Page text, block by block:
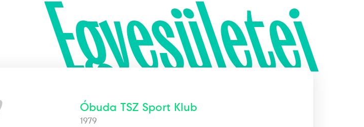
Egyesületei
Óbuda TSZ Sport Klub
1979